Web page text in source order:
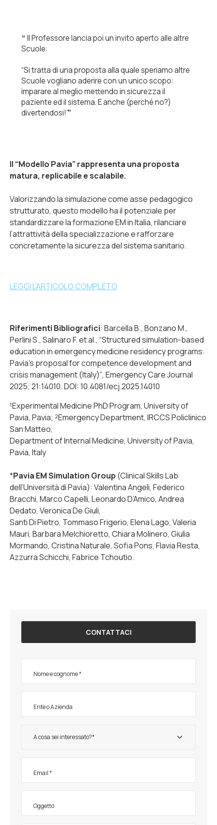
Il Professore lancia poi un invito aperto alle altre
Scuole:
“Si tratta di una proposta alla quale speriamo altre
Scuole vogliano aderire con un unico scopo:
imparare al meglio mettendo in sicurezza il
paziente ed il sistema. E anche (perché no?)
divertendosi!”
Il “Modello Pavia” rappresenta una proposta
matura, replicabile e scalabile.
Valorizzando la simulazione come asse pedagogico
strutturato, questo modello ha il potenziale per
standardizzare la formazione EM in Italia, rilanciare
l’attrattività della specializzazione e rafforzare
concretamente la sicurezza del sistema sanitario.
LEGGI L’ARTICOLO COMPLETO
Riferimenti Bibliografici: Barcella B., Bonzano M.,
Perlini S., Salinaro F. et al., “Structured simulation-based
education in emergency medicine residency programs:
Pavia’s proposal for competence development and
crisis management (Italy)”, Emergency Care Journal
2025; 21:14010. DOI: 10.4081/ecj.2025.14010
¹Experimental Medicine PhD Program, University of
Pavia, Pavia; ²Emergency Department, IRCCS Policlinico
San Matteo,
Department of Internal Medicine, University of Pavia,
Pavia, Italy
*Pavia EM Simulation Group (Clinical Skills Lab
dell’Università di Pavia): Valentina Angeli, Federico
Bracchi, Marco Capelli, Leonardo D’Amico, Andrea
Dedato, Veronica De Giuli,
Santi Di Pietro, Tommaso Frigerio, Elena Lago, Valeria
Mauri, Barbara Melchioretto, Chiara Molinero, Giulia
Mormando, Cristina Naturale, Sofia Pons, Flavia Resta,
Azzurra Schicchi, Fabrice Tchoutio.
CONTATTACI
A cosa sei interessato?*